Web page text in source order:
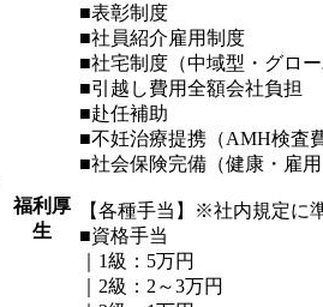
福利厚
生
■表彰制度
■社員紹介雇用制度
■社宅制度（中域型・グロー
■引越し費用全額会社負担
■赴任補助
■不妊治療提携（AMH検査
■社会保険完備（健康・雇用
【各種手当】※社内規定に
■資格手当
｜1級：5万円
｜2級：2～3万円